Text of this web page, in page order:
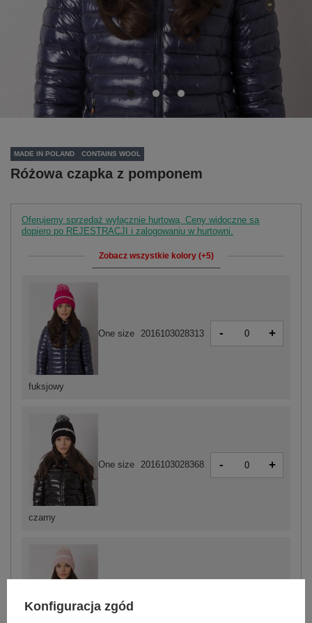
MADE IN POLAND CONTAINS WOOL
Różowa czapka z pomponem
Oferujemy sprzedaż wyłącznie hurtową. Ceny widoczne są
dopiero po REJESTRACJI i zalogowaniu w hurtowni.
Zobacz wszystkie kolory (+5)
czarny
One size 2016103028368 - +
fuksjowy
One size 2016103028313 - +
Konfiguracja zgód